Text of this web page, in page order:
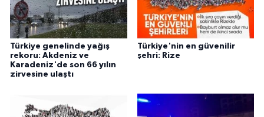
Türkiye genelinde yağış
rekoru: Akdeniz ve
Karadeniz'de son 66 yılın
zirvesine ulaştı
Türkiye'nin en güvenilir
şehri: Rize